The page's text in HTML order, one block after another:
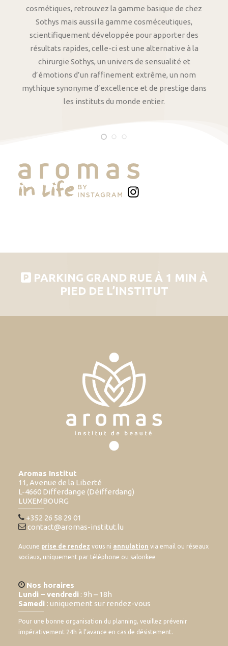
cosmétiques, retrouvez la gamme basique de chez
Sothys mais aussi la gamme cosméceutiques,
scientifiquement développée pour apporter des
résultats rapides, celle-ci est une alternative à la
chirurgie Sothys, un univers de sensualité et
d’émotions d’un raffinement extrême, un nom
mythique synonyme d’excellence et de prestige dans
les instituts du monde entier.
PARKING GRAND RUE À 1 MIN À
PIED DE L’INSTITUT
Aromas Institut
11, Avenue de la Liberté
L-4660 Differdange (Déifferdang)
LUXEMBOURG
+352 26 58 29 01
contact@aromas-institut.lu
Aucune prise de rendez vous ni annulation via email ou réseaux
sociaux, uniquement par téléphone ou salonkee
Nos horaires
Lundi – vendredi : 9h – 18h
Samedi : uniquement sur rendez-vous
Pour une bonne organisation du planning, veuillez prévenir
impérativement 24h à l’avance en cas de désistement.